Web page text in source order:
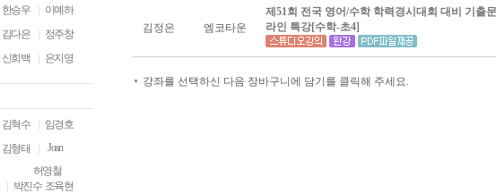
한승우
이예하
김다은
정주창
신희백 은지영
김혁수
임경호
김형태
Joan
허영철
박진수 조육현
김정은 엠코타운
제51회 전국 영어/수학 학력경시대회 대비 기출
라인 특강[수학-초4]
강좌를 선택하신 다음 장바구니에 담기를 클릭해 주세요.